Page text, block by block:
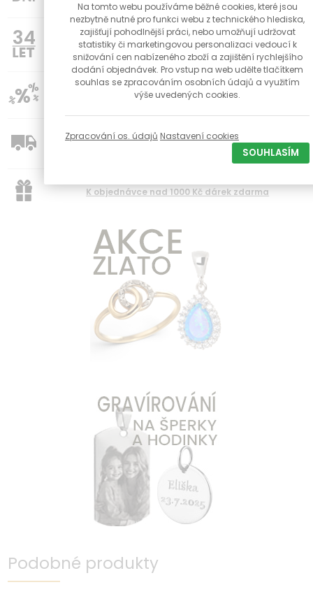
34
Poctivé české klenotnictví s kamennou prodejnou a
dílnou již od roku 1992
Slevy pro registravné zákazníky na vybrané produkty
Doprava zdarma od 1500 Kč
K objednávce nad 1000 Kč dárek zdarma
Podobné produkty
Na tomto webu používáme běžné cookies, které jsou
nezbytně nutné pro funkci webu z technického hlediska,
zajišťují pohodlnější práci, nebo umožňují udržovat
statistiky či marketingovou personalizaci vedoucí k
snižování cen nabízeného zboží a zajištění rychlejšího
dodání objednávek. Pro vstup na web udělte tlačítkem
souhlas se zpracováním osobních údajů a využitím
výše uvedených cookies.
Zpracování os. údajů Nastavení cookies
SOUHLASÍM